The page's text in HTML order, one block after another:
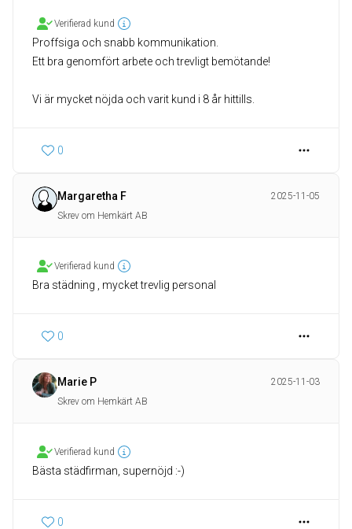
Verifierad kund
Proffsiga och snabb kommunikation.
Ett bra genomfört arbete och trevligt bemötande!
Vi är mycket nöjda och varit kund i 8 år hittills.
0
Margaretha F
2025-11-05
Skrev om Hemkärt AB
Verifierad kund
Bra städning , mycket trevlig personal
0
Marie P
2025-11-03
Skrev om Hemkärt AB
Verifierad kund
0